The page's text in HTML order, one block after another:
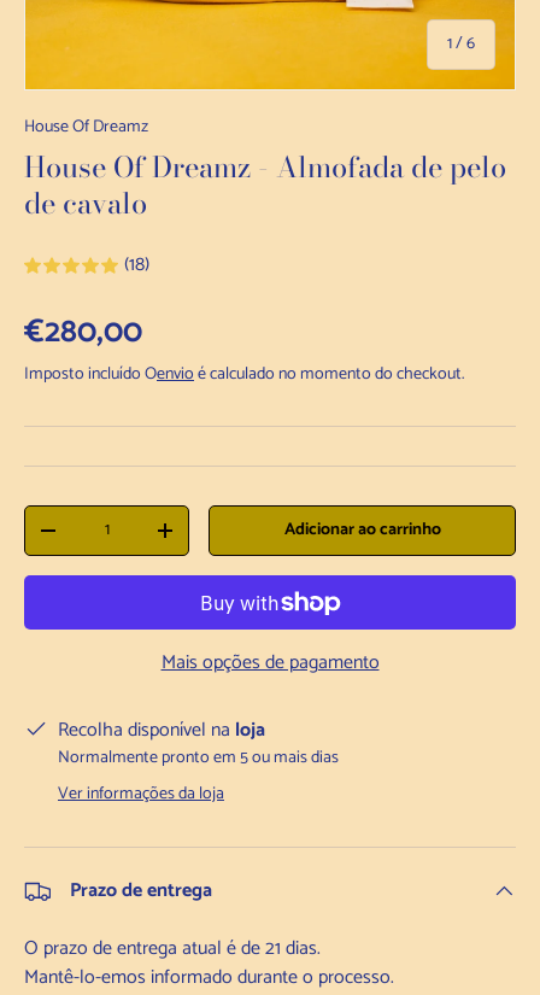
1/de
6
House Of Dreamz
House Of Dreamz - Almofada de pelo
de cavalo
(18)
Preço normal
€280,00
Imposto incluído Oenvioé calculado no momento do checkout.
Quantidade
Diminuir a quantidadeAumentar a quantidadeAdicionar ao carrinho
Mais opções de pagamento
Recolha disponível na loja
Normalmente pronto em 5 ou mais dias
Ver informações da loja
Prazo de entrega
O prazo de entrega atual é de 21 dias.
Mantê-lo-emos informado durante o processo.